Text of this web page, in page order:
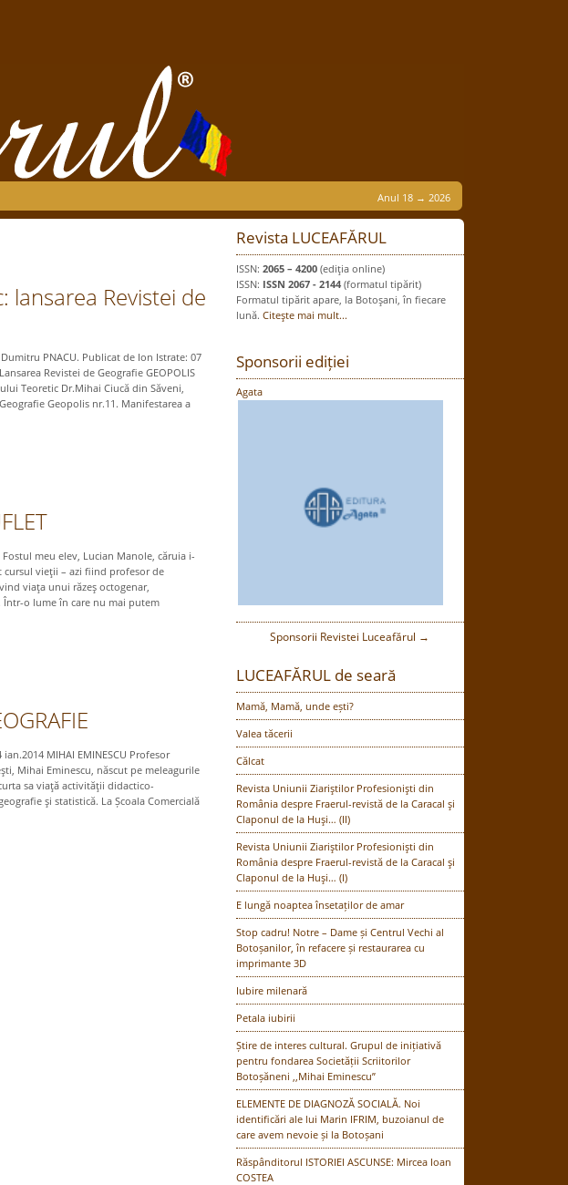
Anul 18 → 2026
Revista LUCEAFĂRUL
ISSN: 2065 – 4200(ediţia online)
ISSN: ISSN 2067 - 2144(formatul tipărit)
Formatul tipărit apare, la Botoşani, în fiecare
lună. Citeşte mai mult...
Sponsorii ediției
Agata
Sponsorii Revistei Luceafărul →
LUCEAFĂRUL de seară
Mamă, Mamă, unde ești?
Valea tăcerii
Călcat
Revista Uniunii Ziariştilor Profesionişti din
România despre Fraerul-revistă de la Caracal şi
Claponul de la Huşi… (II)
Revista Uniunii Ziariştilor Profesionişti din
România despre Fraerul-revistă de la Caracal şi
Claponul de la Huşi… (I)
E lungă noaptea însetaților de amar
Stop cadru! Notre – Dame și Centrul Vechi al
Botoșanilor, în refacere și restaurarea cu
imprimante 3D
Iubire milenară
Petala iubirii
Știre de interes cultural. Grupul de inițiativă
pentru fondarea Societății Scriitorilor
Botoșăneni ,,Mihai Eminescu”
ELEMENTE DE DIAGNOZĂ SOCIALĂ. Noi
identificări ale lui Marin IFRIM, buzoianul de
care avem nevoie și la Botoșani
Răspânditorul ISTORIEI ASCUNSE: Mircea Ioan
COSTEA
lansarea Revistei de
PNACU. Publicat de Ion Istrate: 07
Revistei de Geografie GEOPOLIS
Teoretic Dr.Mihai Ciucă din Săveni,
Geopolis nr.11. Manifestarea a
meu elev, Lucian Manole, căruia i-
vieţii – azi fiind profesor de
viaţa unui răzeş octogenar,
o lume în care nu mai putem
MIHAI EMINESCU Profesor
Mihai Eminescu, născut pe meleagurile
sa viaţă activităţii didactico-
şi statistică. La Școala Comercială